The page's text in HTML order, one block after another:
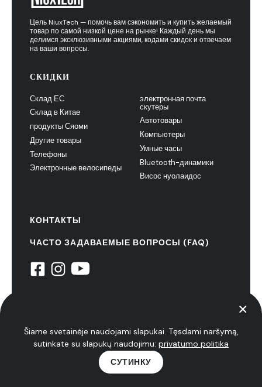
Цель NiuxTech — помочь вам сэкономить и купить желаемый
товар по самой низкой цене на рынке! Каждый день мы
делимся эксклюзивными акциями, кодами скидок и отвечаем
на ваши вопросы.
СКИДКИ
Склад ЕС
Склад в Китае
продукты Сяоми
Другие товары
Телефоны
Электронные велосипеды
электронная почта
скутеры
Автотовары
Компьютеры
Умные часы
Bluetooth-динамики
Висос нуолаидос
КОНТАКТЫ
ЧАСТО ЗАДАВАЕМЫЕ ВОПРОСЫ (FAQ)
Šiame svetainėje naudojami slapukai. Tęsdami naršymą,
sutinkate su slapukų naudojimu: privatumo politika
СУТИНКУ